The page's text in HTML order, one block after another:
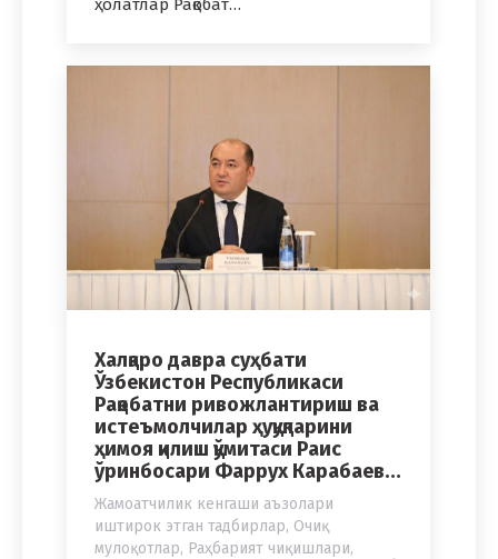
ҳолатлар Рақобат…
Халқаро давра суҳбати
Ўзбекистон Республикаси
Рақобатни ривожлантириш ва
истеъмолчилар ҳуқуқларини
ҳимоя қилиш қўмитаси Раис
ўринбосари Фаррух Карабаев…
Жамоатчилик кенгаши аъзолари
иштирок этган тадбирлар, Очиқ
мулоқотлар, Раҳбарият чиқишлари,